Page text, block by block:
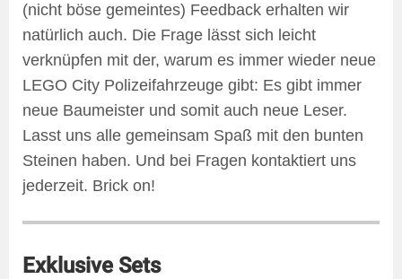
(nicht böse gemeintes) Feedback erhalten wir
natürlich auch. Die Frage lässt sich leicht
verknüpfen mit der, warum es immer wieder neue
LEGO City Polizeifahrzeuge gibt: Es gibt immer
neue Baumeister und somit auch neue Leser.
Lasst uns alle gemeinsam Spaß mit den bunten
Steinen haben. Und bei Fragen kontaktiert uns
jederzeit. Brick on!
Exklusive Sets